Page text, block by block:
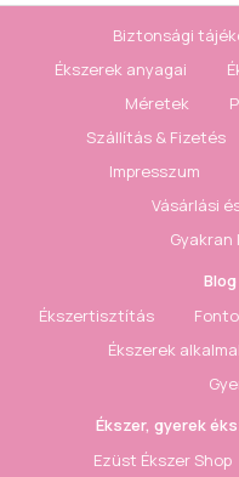
Biztonsági
Ékszerek anyagai
Méretek
Szállítás & Fizetés
Impresszum
Vásárlási
Ékszertisztítás
Ékszerek
Ékszer, gyerek
Ezüst Ékszer Shop